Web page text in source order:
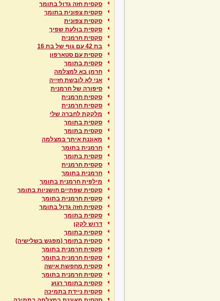
סקסית חזה גדול בתומך
סקסית צפונית בתומך
סקסית צפונית
סקסית בולעת שפיך
סקסית חרמנית
בת 42 עם גוף של בת 16
סקסית עם סטארפון
סקסית בתומך
חרמן בא למצלמה
אני לא לובשת חזייה
סיפורה של חרמנית
סקסית חרמנית
סקסית חרמנית
מלקקת לחברה שלי
סקסית בתומך
סקסית בתומך
מאוננת איתך במצלמה
חרמנית בתומך
סקסית בתומך
סקסית חרמנית
חרמנית בתומך
מילפית חרמנית בתומך
סקסית שפתיים חושניות בתומך
סקסית חרמנית בתומך
סקסית חזה גדול בתומך
סקסית בתומך
דרוש לקקן
סקסית בתומך
סקסית בתומך (מפגש בשלישיה)
סקסית חרמנית בתומך
סקסית חרמנית בתומך
סקסית מחפשת אישה
סקסית חרמנית בתומך
סקסית בתומך רגוע
סקסית ניידת בתמיכה